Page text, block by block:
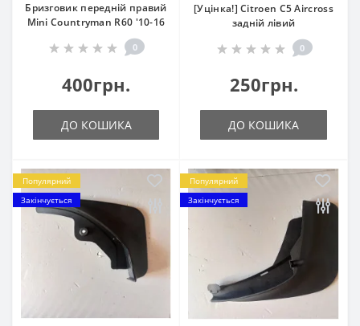
Бризговик передній правий
Mini Countryman R60 '10-16
0
400грн.
ДО КОШИКА
[Уцінка!] Citroen C5 Aircross
задній лівий
0
250грн.
ДО КОШИКА
Популярний
Закінчується
Популярний
Закінчується